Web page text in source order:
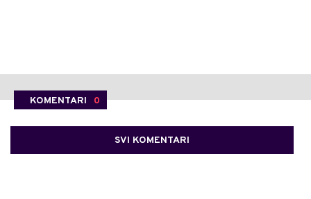
KOMENTARI 0
SVI KOMENTARI